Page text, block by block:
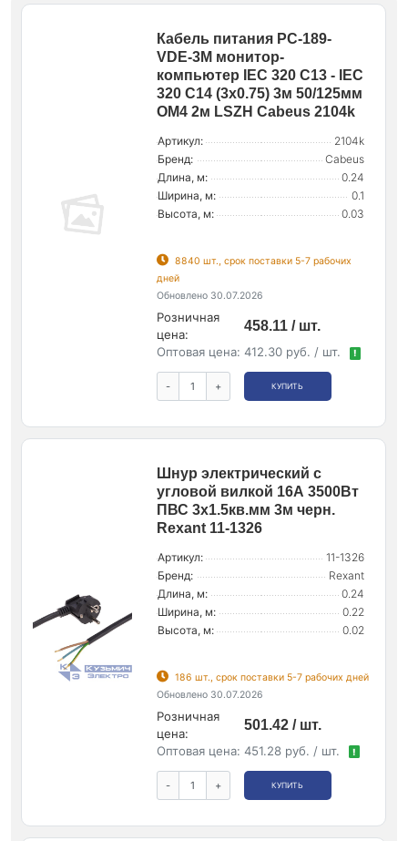
Кабель питания PC-189-
VDE-3M монитор-
компьютер IEC 320 C13 - IEC
320 C14 (3х0.75) 3м 50/125мм
OM4 2м LSZH Cabeus 2104k
Артикул:
2104k
Бренд:
Cabeus
Длина, м:
0.24
Ширина, м:
0.1
Высота, м:
0.03
8840 шт., срок поставки 5-7 рабочих
дней
Обновлено 30.07.2026
Розничная
цена:
458.11 / шт.
Оптовая цена: 412.30 руб. / шт. !
- + КУПИТЬ
Шнур электрический с
угловой вилкой 16А 3500Вт
ПВС 3х1.5кв.мм 3м черн.
Rexant 11-1326
Артикул:
11-1326
Бренд:
Rexant
Длина, м:
0.24
Ширина, м:
0.22
Высота, м:
0.02
186 шт., срок поставки 5-7 рабочих дней
Обновлено 30.07.2026
Розничная
цена:
501.42 / шт.
Оптовая цена: 451.28 руб. / шт. !
- + КУПИТЬ